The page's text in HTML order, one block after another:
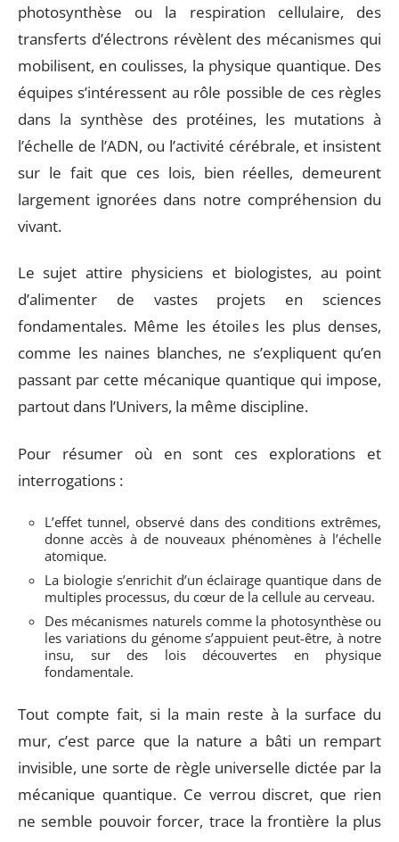
photosynthèse ou la respiration cellulaire, des
transferts d’électrons révèlent des mécanismes qui
mobilisent, en coulisses, la physique quantique. Des
équipes s’intéressent au rôle possible de ces règles
dans la synthèse des protéines, les mutations à
l’échelle de l’ADN, ou l’activité cérébrale, et insistent
sur le fait que ces lois, bien réelles, demeurent
largement ignorées dans notre compréhension du
vivant.
Le sujet attire physiciens et biologistes, au point
d’alimenter de vastes projets en sciences
fondamentales. Même les étoiles les plus denses,
comme les naines blanches, ne s’expliquent qu’en
passant par cette mécanique quantique qui impose,
partout dans l’Univers, la même discipline.
Pour résumer où en sont ces explorations et
interrogations :
L’effet tunnel, observé dans des conditions extrêmes,
donne accès à de nouveaux phénomènes à l’échelle
atomique.
La biologie s’enrichit d’un éclairage quantique dans de
multiples processus, du cœur de la cellule au cerveau.
Des mécanismes naturels comme la photosynthèse ou
les variations du génome s’appuient peut-être, à notre
insu, sur des lois découvertes en physique
fondamentale.
Tout compte fait, si la main reste à la surface du
mur, c’est parce que la nature a bâti un rempart
invisible, une sorte de règle universelle dictée par la
mécanique quantique. Ce verrou discret, que rien
ne semble pouvoir forcer, trace la frontière la plus